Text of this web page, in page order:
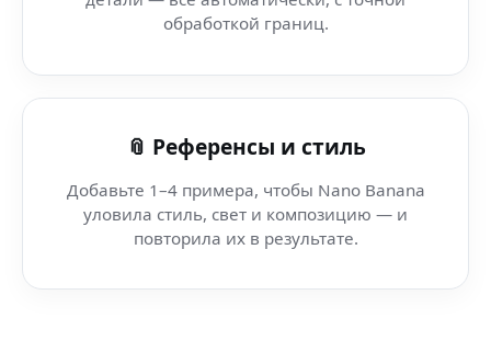
AI шаблон-генератор (Bluetooth-гарнитура) —
обработкой границ.
📎 Референсы и стиль
Добавьте 1–4 примера, чтобы Nano Banana
уловила стиль, свет и композицию — и
повторила их в результате.